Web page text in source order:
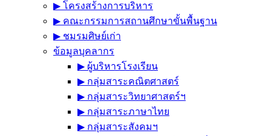
▶︎ โครงสร้างการบริหาร
▶︎ คณะกรรมการสถานศึกษาขั้นพื้นฐาน
▶︎ ชมรมศิษย์เก่า
ข้อมูลบุคลากร
▶︎ ผู้บริหารโรงเรียน
▶︎ กลุ่มสาระคณิตศาสตร์
▶︎ กลุ่มสาระวิทยาศาสตร์ฯ
▶︎ กลุ่มสาระภาษาไทย
▶︎ กลุ่มสาระสังคมฯ